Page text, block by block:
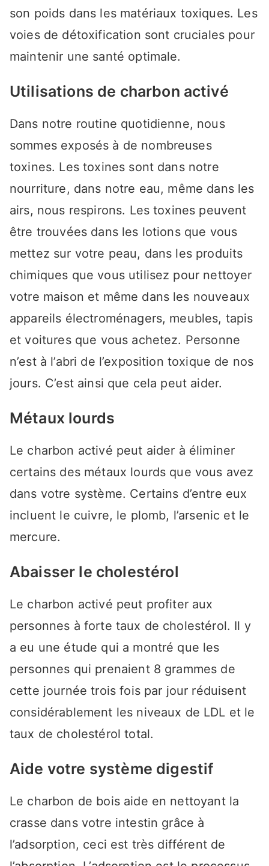
son poids dans les matériaux toxiques. Les
voies de détoxification sont cruciales pour
maintenir une santé optimale.
Utilisations de charbon activé
Dans notre routine quotidienne, nous
sommes exposés à de nombreuses
toxines. Les toxines sont dans notre
nourriture, dans notre eau, même dans les
airs, nous respirons. Les toxines peuvent
être trouvées dans les lotions que vous
mettez sur votre peau, dans les produits
chimiques que vous utilisez pour nettoyer
votre maison et même dans les nouveaux
appareils électroménagers, meubles, tapis
et voitures que vous achetez. Personne
n’est à l’abri de l’exposition toxique de nos
jours. C’est ainsi que cela peut aider.
Métaux lourds
Le charbon activé peut aider à éliminer
certains des métaux lourds que vous avez
dans votre système. Certains d’entre eux
incluent le cuivre, le plomb, l’arsenic et le
mercure.
Abaisser le cholestérol
Le charbon activé peut profiter aux
personnes à forte taux de cholestérol. Il y
a eu une étude qui a montré que les
personnes qui prenaient 8 grammes de
cette journée trois fois par jour réduisent
considérablement les niveaux de LDL et le
taux de cholestérol total.
Aide votre système digestif
Le charbon de bois aide en nettoyant la
crasse dans votre intestin grâce à
l’adsorption, ceci est très différent de